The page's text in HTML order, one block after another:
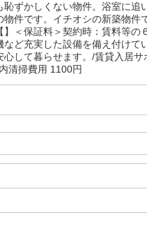
ずかしくない物件。浴室に追
件です。イチオシの新築物
保証料＞契約時：賃料等の
ど充実した設備を備え付け
心して暮らせます。/賃貸入居
清掃費用 1100円